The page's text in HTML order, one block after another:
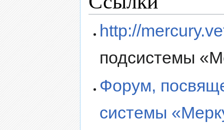
http://
подсистемы
Форум,
системы